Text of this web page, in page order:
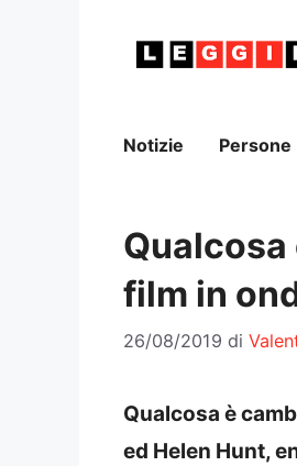
Notizie Persone
film in
26/08/2019 di
Qualcosa è
ed Helen Hunt,